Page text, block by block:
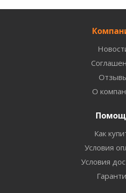
О
Как
Условия
Условия